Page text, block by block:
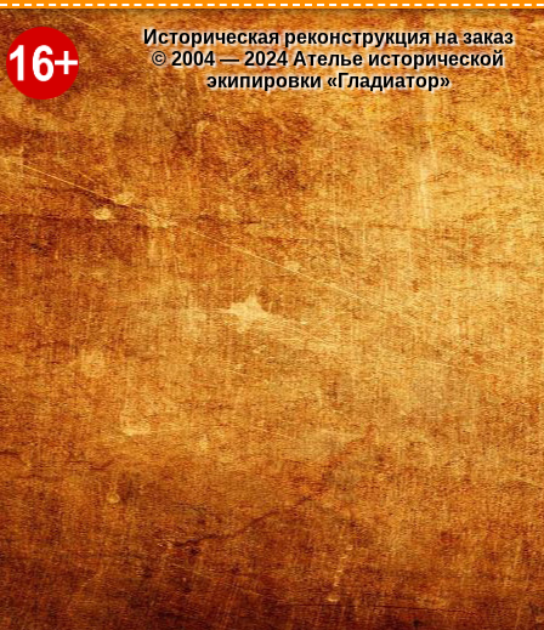
Историческая реконструкция на заказ
© 2004 — 2024 Ателье исторической
экипировки «Гладиатор»